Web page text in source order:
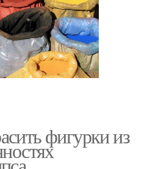
фигурки из